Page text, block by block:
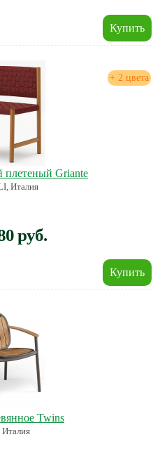
+ 2 цвета
плетеный Griante
Италия
руб.
Twins